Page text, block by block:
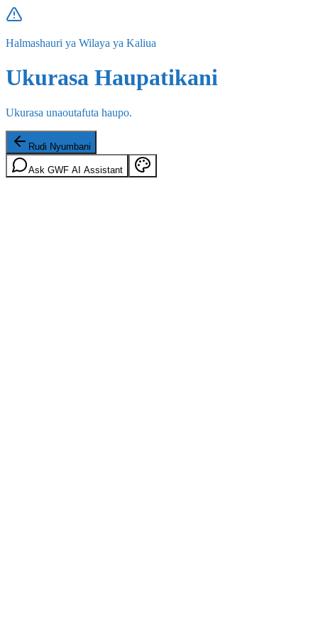
Halmashauri ya Wilaya ya Kaliua
Ukurasa Haupatikani
Ukurasa unaoutafuta haupo.
Rudi Nyumbani
Ask GWF AI Assistant